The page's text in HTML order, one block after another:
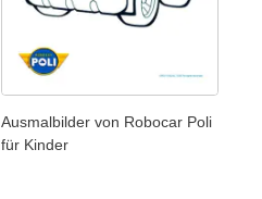
Ausmalbilder von Robocar Poli
für Kinder